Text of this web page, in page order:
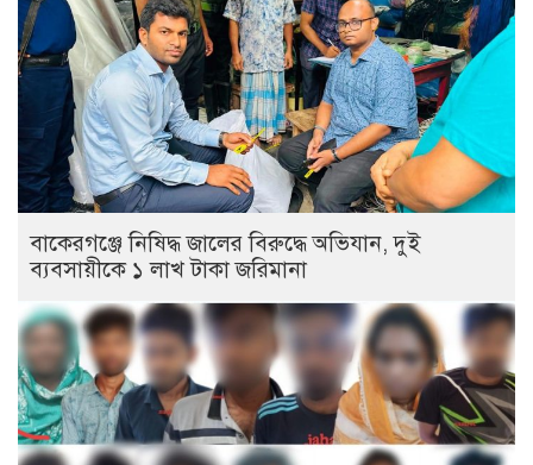
বাকেরগঞ্জে নিষিদ্ধ জালের বিরুদ্ধে অভিযান, দুই
ব্যবসায়ীকে ১ লাখ টাকা জরিমানা